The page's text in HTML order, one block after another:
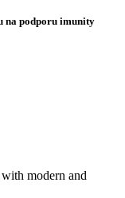
na podporu imunity
modern and